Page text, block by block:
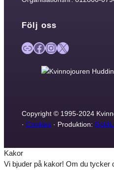
Följ oss
Länk Facebook InstagramX
Copyright © 1995-2024
· Cookies· Produktion:
Kakor
Vi bjuder på kakor! Om du tycker